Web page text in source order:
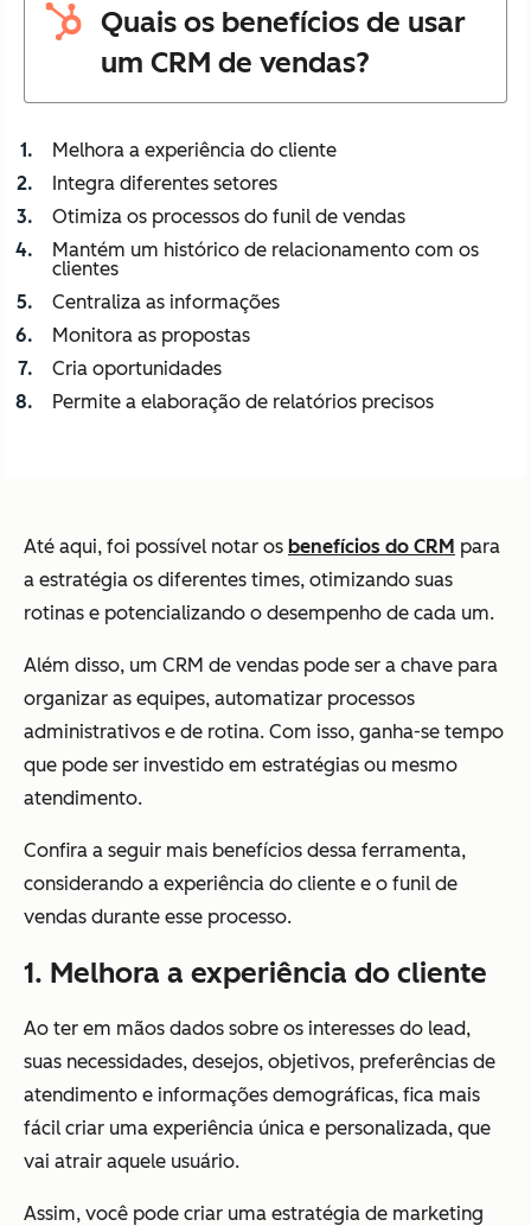
Quais os benefícios de usar
um CRM de vendas?
Melhora a experiência do cliente
Integra diferentes setores
Otimiza os processos do funil de vendas
Mantém um histórico de relacionamento com os
clientes
Centraliza as informações
Monitora as propostas
Cria oportunidades
Permite a elaboração de relatórios precisos
Até aqui, foi possível notar os benefícios do CRM para
a estratégia os diferentes times, otimizando suas
rotinas e potencializando o desempenho de cada um.
Além disso, um CRM de vendas pode ser a chave para
organizar as equipes, automatizar processos
administrativos e de rotina. Com isso, ganha-se tempo
que pode ser investido em estratégias ou mesmo
atendimento.
Confira a seguir mais benefícios dessa ferramenta,
considerando a experiência do cliente e o funil de
vendas durante esse processo.
1. Melhora a experiência do cliente
Ao ter em mãos dados sobre os interesses do lead,
suas necessidades, desejos, objetivos, preferências de
atendimento e informações demográficas, fica mais
fácil criar uma experiência única e personalizada, que
vai atrair aquele usuário.
Assim, você pode criar uma estratégia de marketing